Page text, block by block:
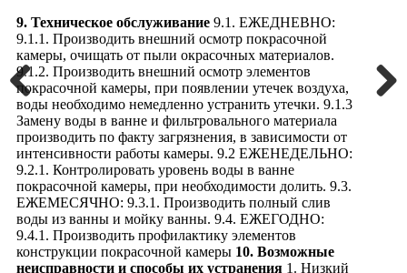
9. Техническое обслуживание 9.1. ЕЖЕДНЕВНО:
9.1.1. Производить внешний осмотр покрасочной
камеры, очищать от пыли окрасочных материалов.
9.1.2. Производить внешний осмотр элементов
покрасочной камеры, при появлении утечек воздуха,
воды необходимо немедленно устранить утечки. 9.1.3
Замену воды в ванне и фильтровального материала
производить по факту загрязнения, в зависимости от
интенсивности работы камеры. 9.2 ЕЖЕНЕДЕЛЬНО:
9.2.1. Контролировать уровень воды в ванне
покрасочной камеры, при необходимости долить. 9.3.
ЕЖЕМЕСЯЧНО: 9.3.1. Производить полный слив
воды из ванны и мойку ванны. 9.4. ЕЖЕГОДНО:
9.4.1. Производить профилактику элементов
конструкции покрасочной камеры 10. Возможные
неисправности и способы их устранения 1. Низкий
Previous